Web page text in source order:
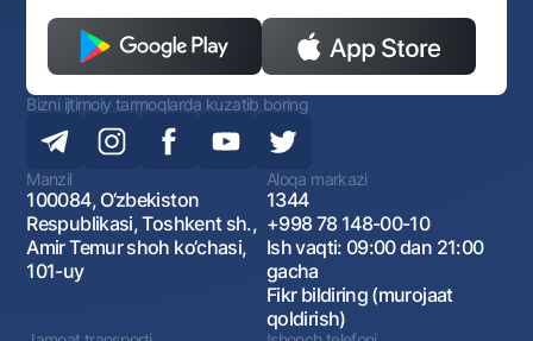
Bizni ijtimoiy tarmoqlarda kuzatib boring
Manzil
100084, O‘zbekiston
Respublikasi, Toshkent sh.,
Amir Temur shoh ko‘chasi,
101-uy
Aloqa markazi
1344
+998 78 148-00-10
Ish vaqti: 09:00 dan 21:00
gacha
Fikr bildiring (murojaat
qoldirish)